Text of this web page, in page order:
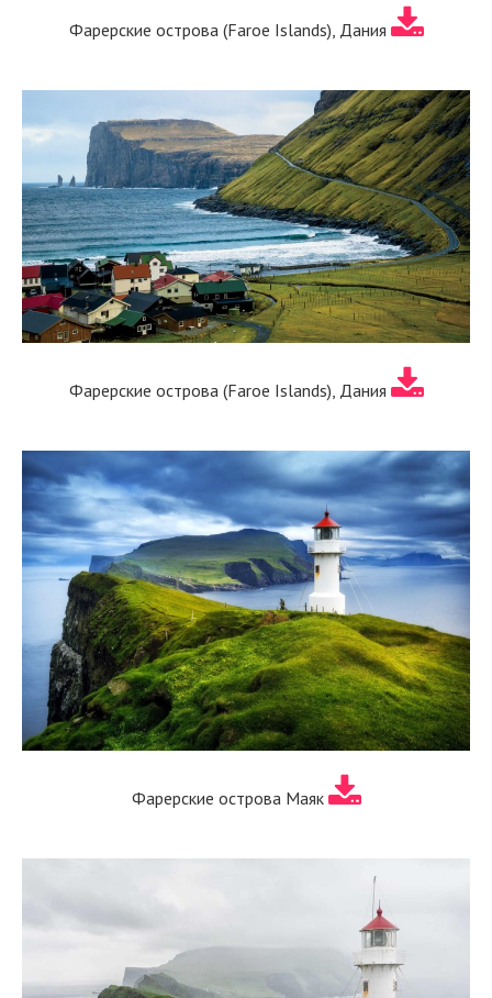
Фарерские острова (Faroe Islands), Дания
Фарерские острова (Faroe Islands), Дания
Фарерские острова Маяк